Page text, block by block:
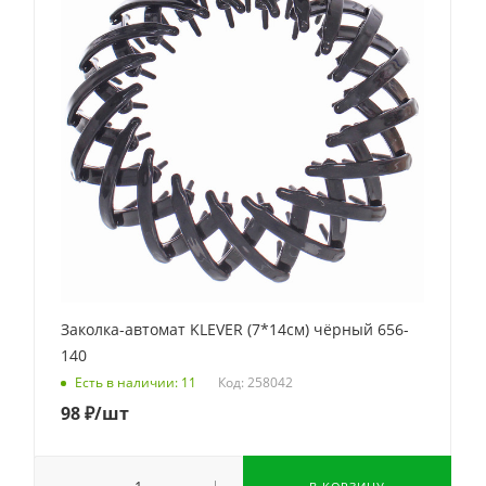
Заколка-автомат KLEVER (7*14см) чёрный 656-
140
Есть в наличии: 11 Код: 258042
98₽/шт